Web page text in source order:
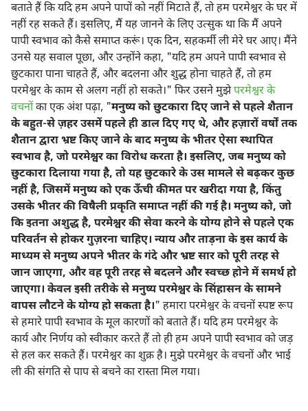
बताते हैं कि यदि हम अपने पापों को नहीं मिटाते हैं, तो हम परमेश्वर के घर में
नहीं रह सकते हैं। इसलिए, मैं यह जानने के लिए उत्सुक था कि मैं अपने
पापी स्वभाव को कैसे समाप्त करूं। एक दिन, सहकर्मी ली मेरे घर आए। मैंने
उनसे यह सवाल पूछा, और उन्होंने कहा, "यदि हम अपने पापी स्वभाव से
छुटकारा पाना चाहते हैं, और बदलना और शुद्ध होना चाहते हैं, तो हम
परमेश्वर के काम से अलग नहीं हो सकते।" फिर उसने मुझेपरमेश्वर के
वचनोंका एक अंश पढ़ा, "मनुष्य को छुटकारा दिए जाने से पहले शैतान
के बहुत-से ज़हर उसमें पहले ही डाल दिए गए थे, और हज़ारों वर्षों तक
शैतान द्वारा भ्रष्ट किए जाने के बाद मनुष्य के भीतर ऐसा स्थापित
स्वभाव है, जो परमेश्वर का विरोध करता है। इसलिए, जब मनुष्य को
छुटकारा दिलाया गया है, तो यह छुटकारे के उस मामले से बढ़कर कुछ
नहीं है, जिसमें मनुष्य को एक ऊँची कीमत पर खरीदा गया है, किंतु
उसके भीतर की विषैली प्रकृति समाप्त नहीं की गई है। मनुष्य को, जो
कि इतना अशुद्ध है, परमेश्वर की सेवा करने के योग्य होने से पहले एक
परिवर्तन से होकर गुज़रना चाहिए। न्याय और ताड़ना के इस कार्य के
माध्यम से मनुष्य अपने भीतर के गंदे और भ्रष्ट सार को पूरी तरह से
जान जाएगा, और वह पूरी तरह से बदलने और स्वच्छ होने में समर्थ हो
जाएगा। केवल इसी तरीके से मनुष्य परमेश्वर के सिंहासन के सामने
वापस लौटने के योग्य हो सकता है।" हमारा परमेश्वर के वचनों स्पष्ट रूप
से हमारे पापी स्वभाव के मूल कारणों को बताते हैं। यदि हम परमेश्वर के
कार्य और निर्णय को स्वीकार करते हैं तो ही हम अपने पापी स्वभाव को जड़
से हल कर सकते हैं। परमेश्वर का शुक्र है। मुझे परमेश्वर के वचनों और भाई
ली की संगति से पाप से बचने का रास्ता मिल गया।